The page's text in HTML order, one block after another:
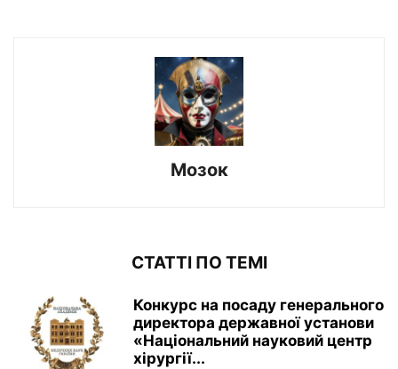
Мозок
СТАТТІ ПО ТЕМІ
Конкурс на посаду генерального
директора державної установи
«Національний науковий центр
хірургії...